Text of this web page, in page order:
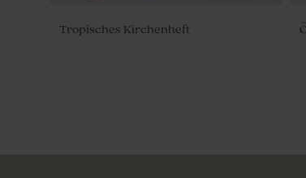
Tropisches Kirchenheft